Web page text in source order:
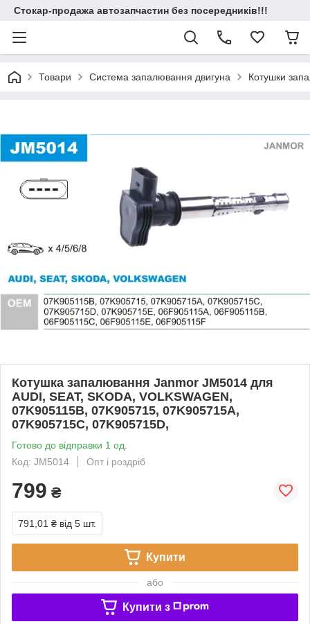
Стокар-продажа автозапчастин без посередників!!!
Товари Система запалювання двигуна Котушки
Котушка запалювання Janmor JM5014 для
AUDI, SEAT, SKODA, VOLKSWAGEN,
07K905115B, 07K905715, 07K905715A,
07K905715C, 07K905715D,
Готово до відправки 1 од.
Код: JM5014
Опт і роздріб
799 ₴
791,01 ₴ від 5 шт.
Купити
або
Купити з